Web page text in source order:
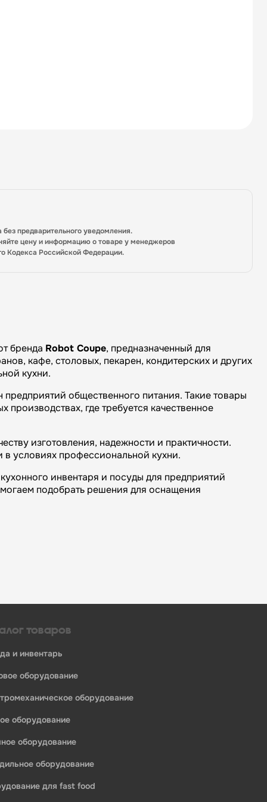
предварительного уведомления.
цену и информацию о товаре у менеджеров
Кодекса Российской Федерации.
бренда Robot Coupe, предназначенный для
кафе, столовых, пекарен, кондитерских и других
кухни.
общественного питания. Такие товары
где требуется качественное
изготовления, надежности и практичности.
в условиях профессиональной кухни.
инвентаря и посуды для предприятий
подобрать решения для оснащения
товаров
и инвентарь
оборудование
оборудование
оборудование
оборудование
оборудование
для fast food